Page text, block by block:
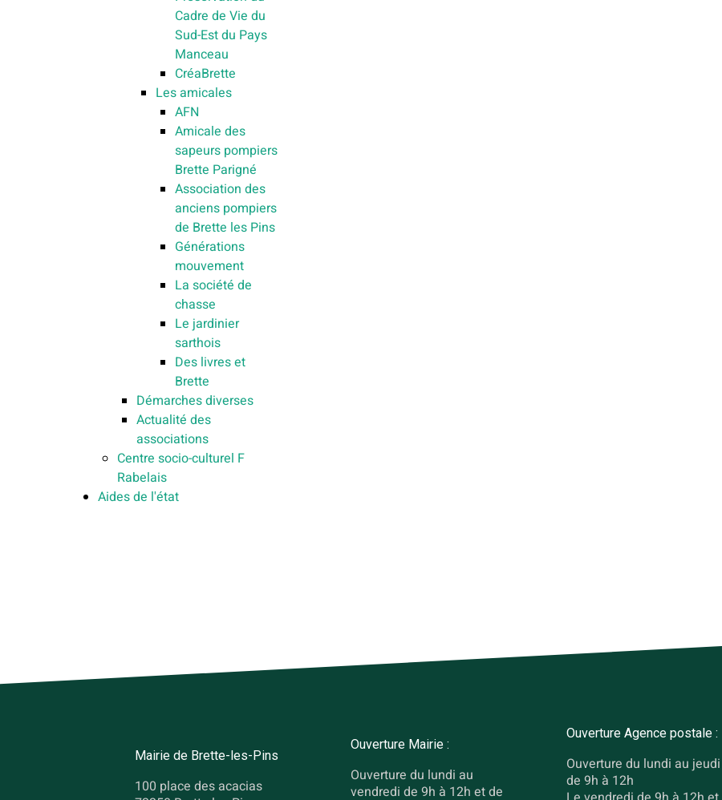
Cadre de Vie du
Sud-Est du Pays
Manceau
CréaBrette
Les amicales
AFN
Amicale des
sapeurs pompiers
Brette Parigné
Association des
anciens pompiers
de Brette les Pins
Générations
mouvement
La société de
chasse
Le jardinier
sarthois
Des livres et
Brette
Démarches diverses
Actualité des
associations
Centre socio-culturel F
Rabelais
Aides de l'état
Mairie de Brette-les-Pins
100 place des acacias
Ouverture Mairie :
Ouverture du lundi au
vendredi de 9h à 12h et de
Ouverture Agence postale :
Ouverture du lundi au jeudi
de 9h à 12h